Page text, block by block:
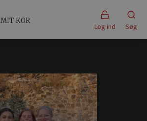
MIT KOR
Log ind Søg